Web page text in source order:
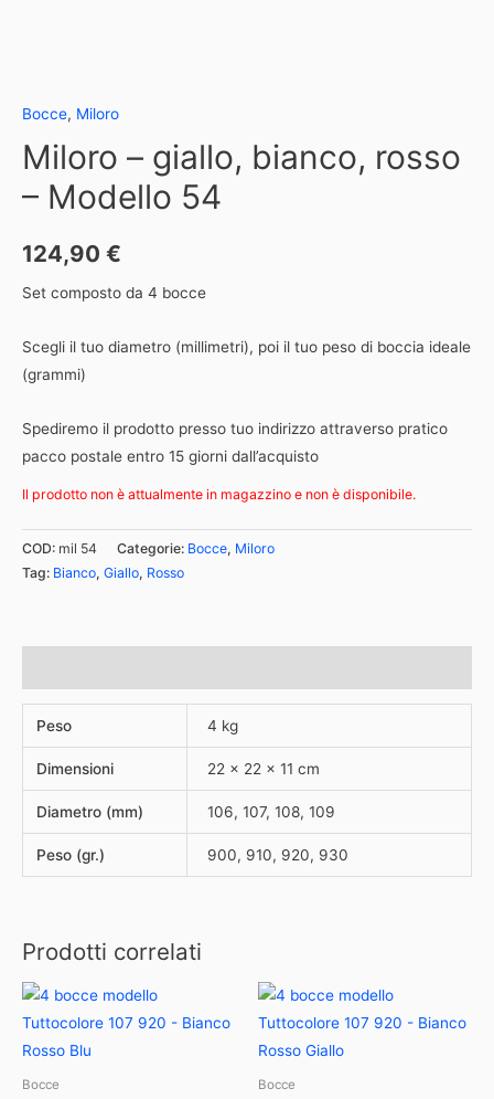
Bocce, Miloro
Miloro – giallo, bianco, rosso
– Modello 54
124,90 €
Set composto da 4 bocce
Scegli il tuo diametro (millimetri), poi il tuo peso di boccia ideale
(grammi)
Spediremo il prodotto presso tuo indirizzo attraverso pratico
pacco postale entro 15 giorni dall’acquisto
Il prodotto non è attualmente in magazzino e non è disponibile.
COD: mil 54 Categorie: Bocce, Miloro
Tag: Bianco, Giallo, Rosso
Peso 4 kg
Dimensioni 22 × 22 × 11 cm
Diametro (mm) 106, 107, 108, 109
Peso (gr.) 900, 910, 920, 930
Prodotti correlati
Bocce Bocce